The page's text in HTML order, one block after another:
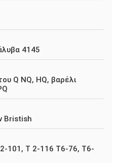
4145
Q NQ, HQ, βαρέλι
Bristish
101, Τ 2-116 T6-76, T6-